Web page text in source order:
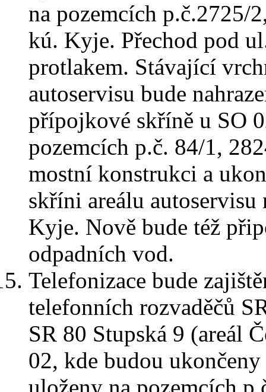
na pozemcích p.č.2725/
kú. Kyje. Přechod pod
protlakem. Stávající
autoservisu bude
přípojkové skříně u SO
pozemcích p.č. 84/1,
mostní konstrukci a
skříni areálu
Kyje. Nově bude též
odpadních vod.
Telefonizace bude
telefonních rozvaděčů
SR 80 Stupská 9 (areál
02, kde budou